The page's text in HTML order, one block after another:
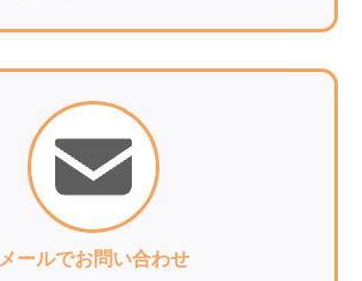
メールでお問い合わせ